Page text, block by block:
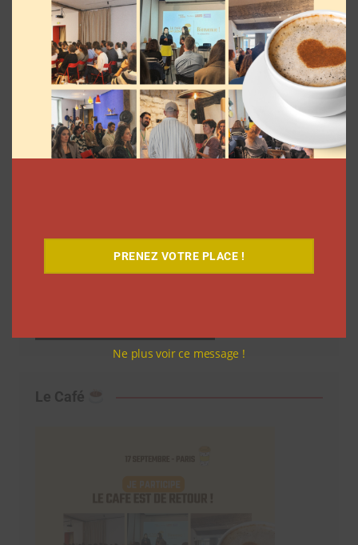
Découvrez notre documentaire
Le Café
PRENEZ VOTRE PLACE !
Ne plus voir ce message !